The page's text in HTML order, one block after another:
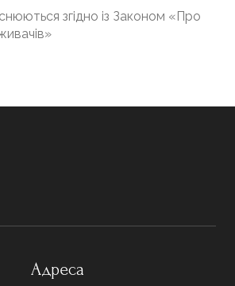
згідно із Законом «Про
Адреса